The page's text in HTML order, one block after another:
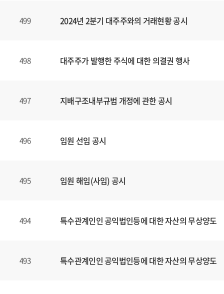
499 2024년 2분기 대주주와의 거래현황 공시
498 대주주가 발행한 주식에 대한 의결권 행사
497 지배구조내부규범 개정에 관한 공시
496 임원 선임 공시
495 임원 해임(사임) 공시
494 특수관계인인 공익법인등에 대한 자산의 무상양도
493 특수관계인인 공익법인등에 대한 자산의 무상양도